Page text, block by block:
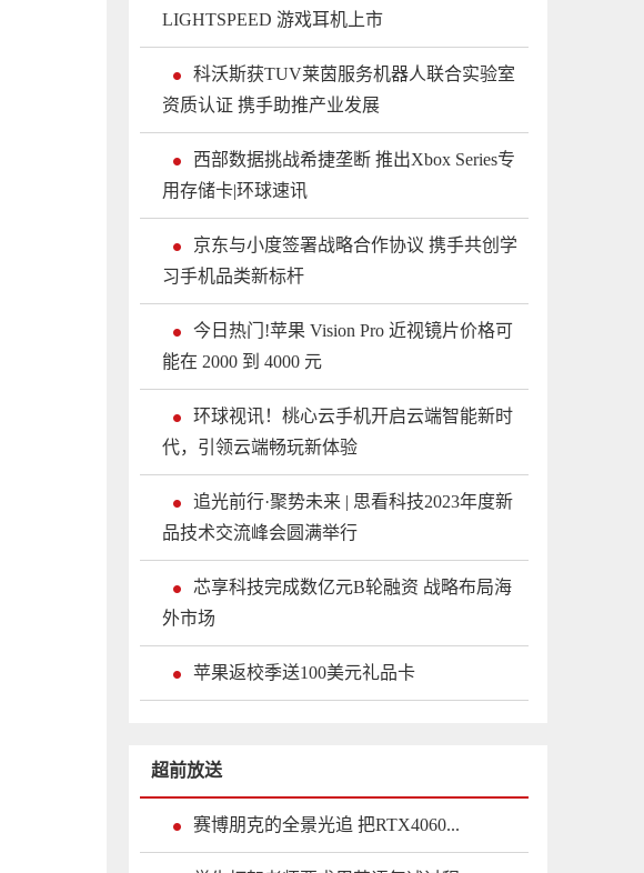
LIGHTSPEED 游戏耳机上市
科沃斯获TUV莱茵服务机器人联合实验室
资质认证 携手助推产业发展
西部数据挑战希捷垄断 推出Xbox Series专
用存储卡|环球速讯
京东与小度签署战略合作协议 携手共创学
习手机品类新标杆
今日热门!苹果 Vision Pro 近视镜片价格可
能在 2000 到 4000 元
环球视讯！桃心云手机开启云端智能新时
代，引领云端畅玩新体验
追光前行·聚势未来 | 思看科技2023年度新
品技术交流峰会圆满举行
芯享科技完成数亿元B轮融资 战略布局海
外市场
苹果返校季送100美元礼品卡
超前放送
赛博朋克的全景光追 把RTX4060...